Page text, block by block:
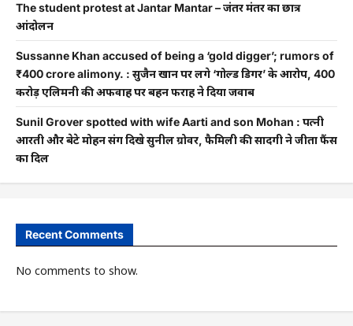
The student protest at Jantar Mantar – जंतर मंतर का छात्र
आंदोलन
Sussanne Khan accused of being a ‘gold digger’; rumors of
₹400 crore alimony. : सुजैन खान पर लगे ‘गोल्ड डिगर’ के आरोप, 400
करोड़ एलिमनी की अफवाह पर बहन फराह ने दिया जवाब
Sunil Grover spotted with wife Aarti and son Mohan : पत्नी
आरती और बेटे मोहन संग दिखे सुनील ग्रोवर, फैमिली की सादगी ने जीता फैंस
का दिल
Recent Comments
No comments to show.